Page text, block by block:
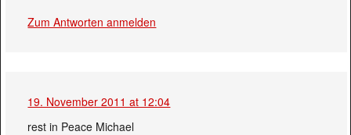
Zum Antworten anmelden
19. November 2011 at 12:04
rest in Peace Michael